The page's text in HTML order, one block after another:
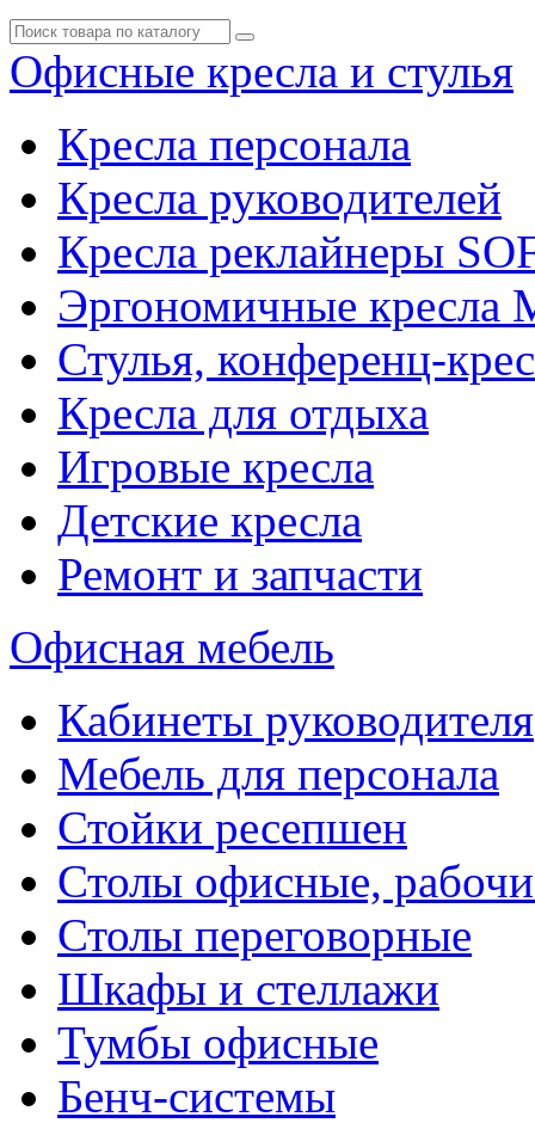
Офисные кресла и стулья
Кресла персонала
Кресла руководителей
Кресла реклайнеры
Эргономичные
Стулья, конференц-
Кресла для отдыха
Игровые кресла
Детские кресла
Ремонт и запчасти
Офисная мебель
Кабинеты руководителя
Мебель для персонала
Стойки ресепшен
Столы офисные,
Столы переговорные
Шкафы и стеллажи
Тумбы офисные
Бенч-системы